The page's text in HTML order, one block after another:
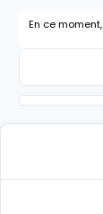
En ce moment,